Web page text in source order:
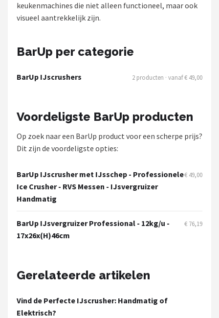
Kenwood
KitchenAid
Magimix
Bartscher
Nutribullet
KitchenBrothers
Philips
keukenmachines die niet alleen functioneel, maar ook
visueel aantrekkelijk zijn.
BarUp per categorie
BarUp IJscrushers 2 producten · vanaf € 49,00
Voordeligste BarUp producten
Op zoek naar een BarUp product voor een scherpe prijs?
Dit zijn de voordeligste opties:
BarUp IJscrusher met IJsschep - Professionele
Ice Crusher - RVS Messen - IJsvergruizer
Handmatig
€ 49,00
BarUp IJsvergruizer Professional - 12kg/u -
17x26x(H)46cm
€ 76,19
Gerelateerde artikelen
Vind de Perfecte IJscrusher: Handmatig of
Elektrisch?